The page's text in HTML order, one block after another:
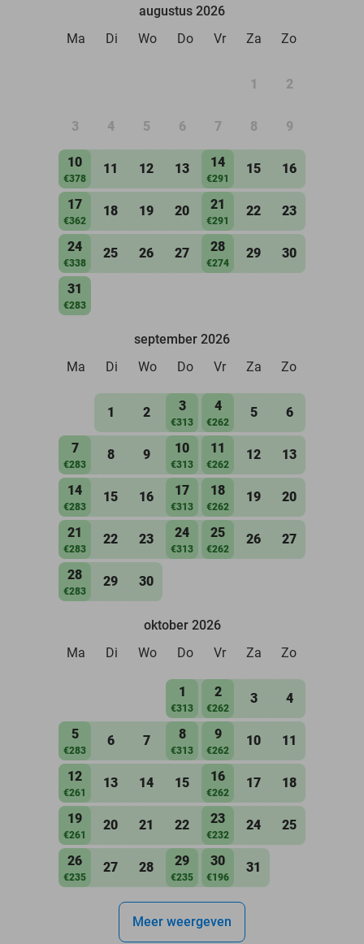
augustus 2026
Ma
Di Wo Do Vr Za Zo
1 2
3 4 5 6 7 8 9
10
€378
11 12 13 14
€291
15 16
17
€362
18 19 20 21
€291
22 23
24
€338
25 26 27 28
€274
29 30
31
€283
september 2026
Ma
Di Wo Do Vr Za Zo
1 2 3
€313
4
€262
5 6
7
€283
8 9 10
€313
11
€262
12 13
14
€283
15 16 17
€313
18
€262
19 20
21
€283
22 23 24
€313
25
€262
26 27
28
€283
29 30
oktober 2026
Ma
Di Wo Do Vr Za Zo
1
€313
2
€262
3 4
5
€283
6 7 8
€313
9
€262
10 11
12
€261
13 14 15 16
€262
17 18
19
€261
20 21 22 23
€232
24 25
26
€235
27 28 29
€235
30
€196
31
Meer weergeven